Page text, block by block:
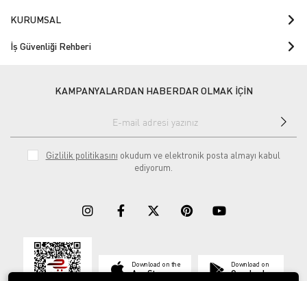
KURUMSAL
İş Güvenliği Rehberi
KAMPANYALARDAN HABERDAR OLMAK İÇİN
Gizlilik politikasını okudum ve elektronik posta almayı kabul
ediyorum.
Download on the
App Store
Download on
Google play